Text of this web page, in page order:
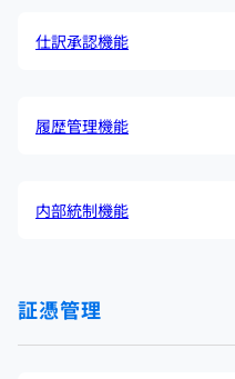
仕訳承認機能
履歴管理機能
内部統制機能
証憑管理